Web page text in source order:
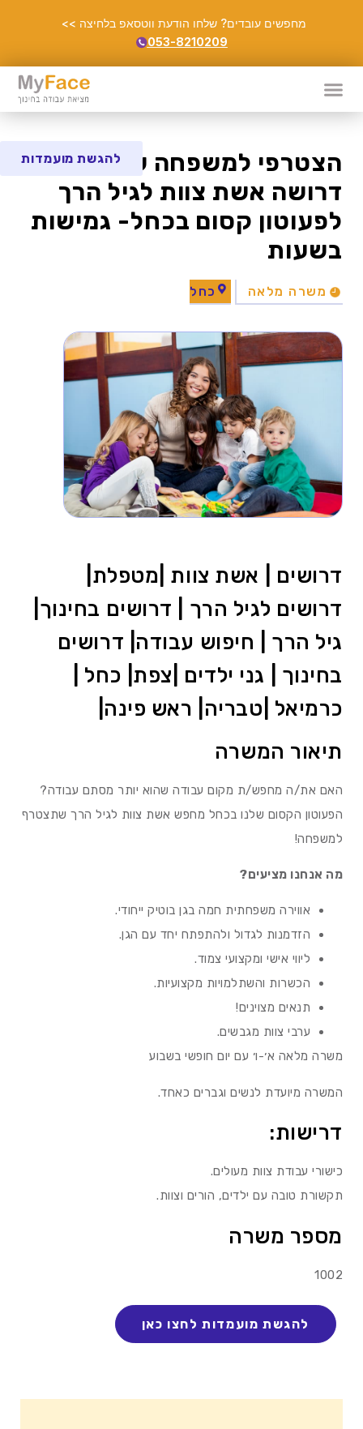
מחפשים עובדים? שלחו הודעת ווטסאפ בלחיצה >>
053-8210209
הצטרפי למשפחה שלנו!
דרושה אשת צוות לגיל הרך
לפעוטון קסום בכחל- גמישות
בשעות
משרה מלאה כחל
להגשת מועמדות
דרושים | אשת צוות |מטפלת|
דרושים לגיל הרך | דרושים בחינוך|
גיל הרך | חיפוש עבודה| דרושים
בחינוך | גני ילדים |צפת| כחל |
כרמיאל |טבריה| ראש פינה|
תיאור המשרה
האם את/ה מחפש/ת מקום עבודה שהוא יותר מסתם עבודה?
הפעוטון הקסום שלנו בכחל מחפש אשת צוות לגיל הרך שתצטרף
למשפחה!
מה אנחנו מציעים?
אווירה משפחתית חמה בגן בוטיק ייחודי.
הזדמנות לגדול ולהתפתח יחד עם הגן.
ליווי אישי ומקצועי צמוד.
הכשרות והשתלמויות מקצועיות.
תנאים מצוינים!
ערבי צוות מגבשים.
משרה מלאה א׳-ו׳ עם יום חופשי בשבוע
המשרה מיועדת לנשים וגברים כאחד.
דרישות:
כישורי עבודת צוות מעולים.
תקשורת טובה עם ילדים, הורים וצוות.
מספר משרה
1002